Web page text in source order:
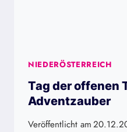
NIEDERÖSTERREICH
Tag der offenen
Adventzauber
Veröffentlicht am